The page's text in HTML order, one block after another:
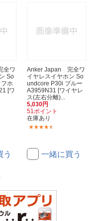
全ワ
So
ホ
[ワ
う
Anker Japan 完全ワ
イヤレスイヤホン So
undcore P30i ブルー
A3959N31 [ワイヤレ
ス(左右分離)...
5,030円
51ポイント
在庫あり
一緒に買う